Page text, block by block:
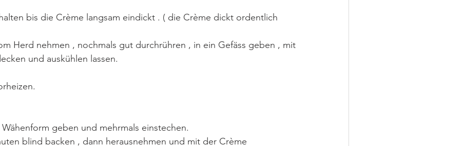
halten bis die Crème langsam eindickt . ( die Crème dickt ordentlich
Herd nehmen , nochmals gut durchrühren , in ein Gefäss geben , mit
abdecken und auskühlen lassen.
geben und mehrmals einstechen.
blind backen , dann herausnehmen und mit der Crème